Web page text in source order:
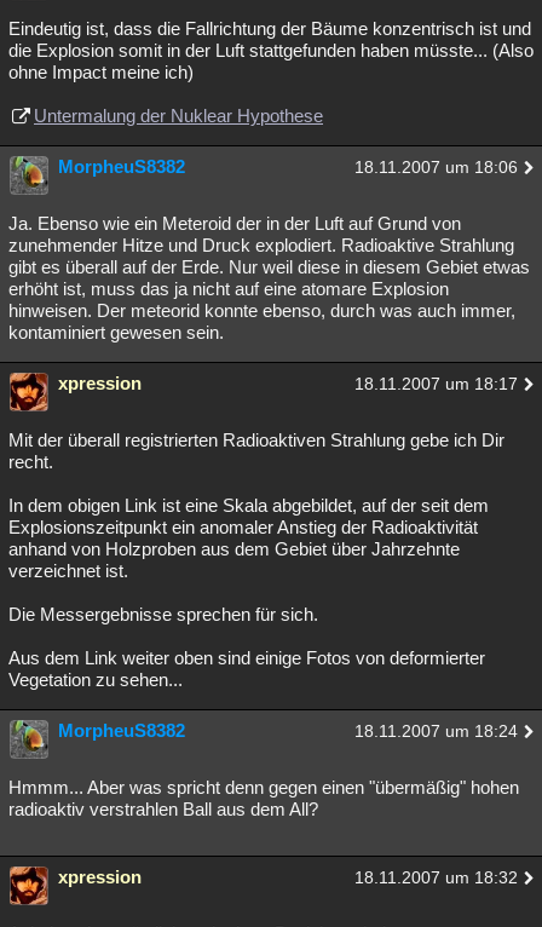
Eindeutig ist, dass die Fallrichtung der Bäume konzentrisch ist und
die Explosion somit in der Luft stattgefunden haben müsste... (Also
ohne Impact meine ich)
Untermalung der Nuklear Hypothese
MorpheuS8382 18.11.2007 um 18:06
Ja. Ebenso wie ein Meteroid der in der Luft auf Grund von
zunehmender Hitze und Druck explodiert. Radioaktive Strahlung
gibt es überall auf der Erde. Nur weil diese in diesem Gebiet etwas
erhöht ist, muss das ja nicht auf eine atomare Explosion
hinweisen. Der meteorid konnte ebenso, durch was auch immer,
kontaminiert gewesen sein.
xpression 18.11.2007 um 18:17
Mit der überall registrierten Radioaktiven Strahlung gebe ich Dir
recht.
In dem obigen Link ist eine Skala abgebildet, auf der seit dem
Explosionszeitpunkt ein anomaler Anstieg der Radioaktivität
anhand von Holzproben aus dem Gebiet über Jahrzehnte
verzeichnet ist.
Die Messergebnisse sprechen für sich.
Aus dem Link weiter oben sind einige Fotos von deformierter
Vegetation zu sehen...
MorpheuS8382 18.11.2007 um 18:24
Hmmm... Aber was spricht denn gegen einen "übermäßig" hohen
radioaktiv verstrahlen Ball aus dem All?
xpression 18.11.2007 um 18:32